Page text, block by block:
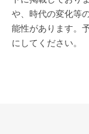
や、時代の変化等
能性があります。
にしてください。